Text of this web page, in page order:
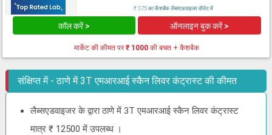
₹ 375 का कैशबैक लैब्सएडवाइजर वॉलेट में
कॉल करें > ऑनलाइन बुक करें >
मार्केट की कीमत पर₹ 1000 की बचत + कैशबैक
संक्षिप्त में - ठाणे में 3T एमआरआई स्कैन लिवर कंट्रास्ट की कीमत
लैब्सएडवाइजर के द्वारा ठाणे में 3T एमआरआई स्कैन लिवर कंट्रास्ट
मात्र ₹ 12500 में उपलब्ध ।